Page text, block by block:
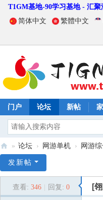
T1GM基地-90学习基地 - 汇
简体中文
繁體中文
门户 论坛 新帖
1
» 论坛 › 网游单机 › 网游
发新帖
查看: 346 回复: 0 [